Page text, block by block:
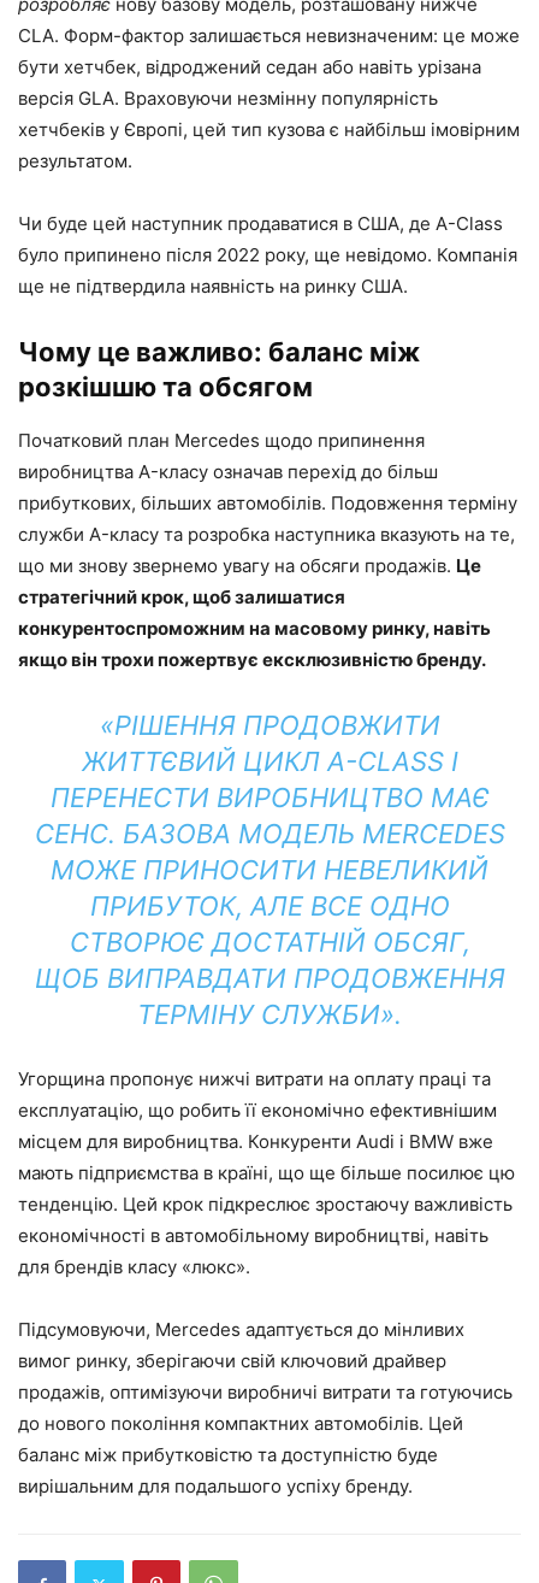
CLA. Форм-фактор залишається невизначеним: це може
бути хетчбек, відроджений седан або навіть урізана
версія GLA. Враховуючи незмінну популярність
хетчбеків у Європі, цей тип кузова є найбільш імовірним
результатом.
Чи буде цей наступник продаватися в США, де A-Class
було припинено після 2022 року, ще невідомо. Компанія
ще не підтвердила наявність на ринку США.
Чому це важливо: баланс між
розкішшю та обсягом
Початковий план Mercedes щодо припинення
виробництва A-класу означав перехід до більш
прибуткових, більших автомобілів. Подовження терміну
служби A-класу та розробка наступника вказують на те,
що ми знову звернемо увагу на обсяги продажів. Це
стратегічний крок, щоб залишатися
конкурентоспроможним на масовому ринку, навіть
якщо він трохи пожертвує ексклюзивністю бренду.
«РІШЕННЯ ПРОДОВЖИТИ
ЖИТТЄВИЙ ЦИКЛ A-CLASS І
ПЕРЕНЕСТИ ВИРОБНИЦТВО МАЄ
СЕНС. БАЗОВА МОДЕЛЬ MERCEDES
МОЖЕ ПРИНОСИТИ НЕВЕЛИКИЙ
ПРИБУТОК, АЛЕ ВСЕ ОДНО
СТВОРЮЄ ДОСТАТНІЙ ОБСЯГ,
ЩОБ ВИПРАВДАТИ ПРОДОВЖЕННЯ
ТЕРМІНУ СЛУЖБИ».
Угорщина пропонує нижчі витрати на оплату праці та
експлуатацію, що робить її економічно ефективнішим
місцем для виробництва. Конкуренти Audi і BMW вже
мають підприємства в країні, що ще більше посилює цю
тенденцію. Цей крок підкреслює зростаючу важливість
економічності в автомобільному виробництві, навіть
для брендів класу «люкс».
Підсумовуючи, Mercedes адаптується до мінливих
вимог ринку, зберігаючи свій ключовий драйвер
продажів, оптимізуючи виробничі витрати та готуючись
до нового покоління компактних автомобілів. Цей
баланс між прибутковістю та доступністю буде
вирішальним для подальшого успіху бренду.